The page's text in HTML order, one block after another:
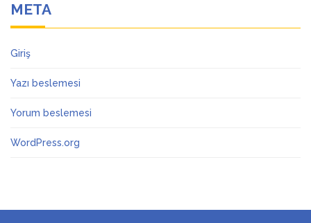
META
Giriş
Yazı beslemesi
Yorum beslemesi
WordPress.org